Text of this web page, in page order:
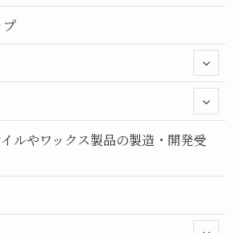
ルやワックス製品の製造・開発受